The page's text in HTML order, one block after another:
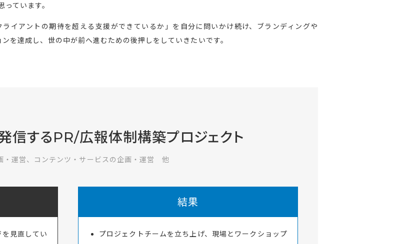
ています。
イアントの期待を超える支援ができているか」を自分に問いかけ続け、ブランディングや
を達成し、世の中が前へ進むための後押しをしていきたいです。
信するPR/広報体制構築プロジェクト
・運営、コンテンツ・サービスの企画・運営 他
見直してい
結果
プロジェクトチームを立ち上げ、現場とワークショップ